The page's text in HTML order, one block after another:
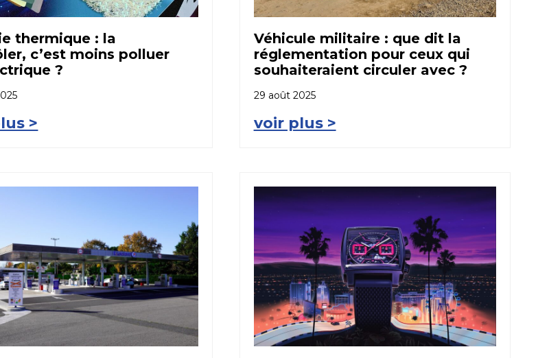
thermique : la
c’est moins polluer
?
>
Véhicule militaire : que dit la
réglementation pour ceux qui
souhaiteraient circuler avec ?
29 août 2025
voir plus >